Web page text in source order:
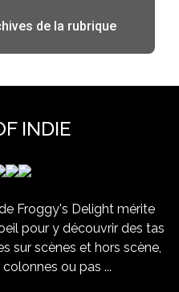
de la rubrique
INDIE
Froggy's Delight mérite
pour y découvrir des tas
sur scènes et hors scène,
ou pas ...